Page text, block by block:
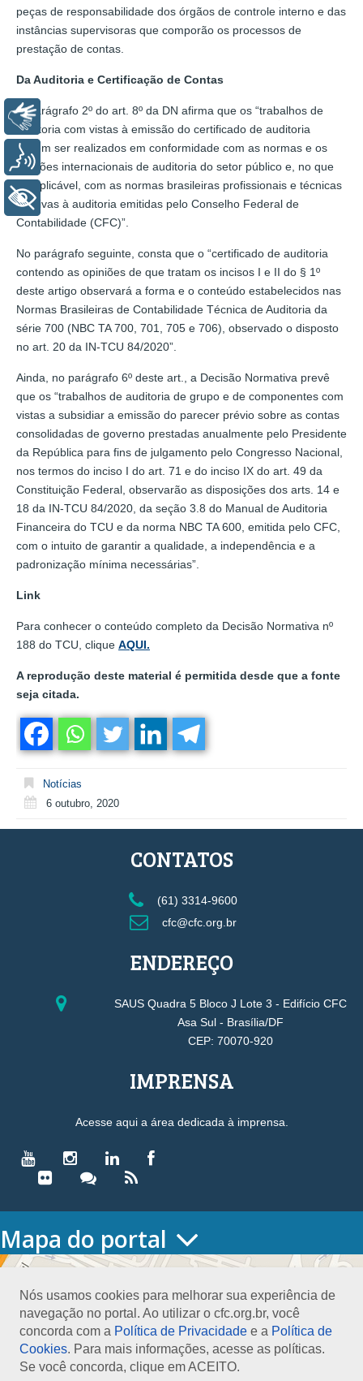
peças de responsabilidade dos órgãos de controle interno e das
instâncias supervisoras que comporão os processos de
prestação de contas.
Da Auditoria e Certificação de Contas
O parágrafo 2º do art. 8º da DN afirma que os “trabalhos de
auditoria com vistas à emissão do certificado de auditoria
devem ser realizados em conformidade com as normas e os
padrões internacionais de auditoria do setor público e, no que
for aplicável, com as normas brasileiras profissionais e técnicas
relativas à auditoria emitidas pelo Conselho Federal de
Contabilidade (CFC)”.
No parágrafo seguinte, consta que o “certificado de auditoria
contendo as opiniões de que tratam os incisos I e II do § 1º
deste artigo observará a forma e o conteúdo estabelecidos nas
Normas Brasileiras de Contabilidade Técnica de Auditoria da
série 700 (NBC TA 700, 701, 705 e 706), observado o disposto
no art. 20 da IN-TCU 84/2020”.
Ainda, no parágrafo 6º deste art., a Decisão Normativa prevê
que os “trabalhos de auditoria de grupo e de componentes com
vistas a subsidiar a emissão do parecer prévio sobre as contas
consolidadas de governo prestadas anualmente pelo Presidente
da República para fins de julgamento pelo Congresso Nacional,
nos termos do inciso I do art. 71 e do inciso IX do art. 49 da
Constituição Federal, observarão as disposições dos arts. 14 e
18 da IN-TCU 84/2020, da seção 3.8 do Manual de Auditoria
Financeira do TCU e da norma NBC TA 600, emitida pelo CFC,
com o intuito de garantir a qualidade, a independência e a
padronização mínima necessárias”.
Link
Para conhecer o conteúdo completo da Decisão Normativa nº
188 do TCU, clique AQUI.
A reprodução deste material é permitida desde que a fonte
seja citada.
Notícias
6 outubro, 2020
Nós usamos cookies para melhorar sua experiência de
navegação no portal. Ao utilizar o cfc.org.br, você
concorda com a Política de Privacidade e a Política de
Cookies. Para mais informações, acesse as políticas.
Se você concorda, clique em ACEITO.
CONTATOS
(61) 3314-9600
cfc@cfc.org.br
ENDEREÇO
SAUS Quadra 5 Bloco J Lote 3 - Edifício CFC
Asa Sul - Brasília/DF
CEP: 70070-920
IMPRENSA
Acesse aqui a área dedicada à imprensa.
Mapa do portal
HOME
Conselho Diretor
Nossa Sede
Planejamento
Organograma
Medalha João Lyra
Libras
+ Acessibilidade